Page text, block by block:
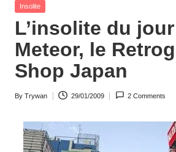
d
P
la
y.
c
o
m
Posted
Insolite
L’insolite du
Meteor, le
Shop Japan
Posted
By Trywan 29/01/2009 2 Comments